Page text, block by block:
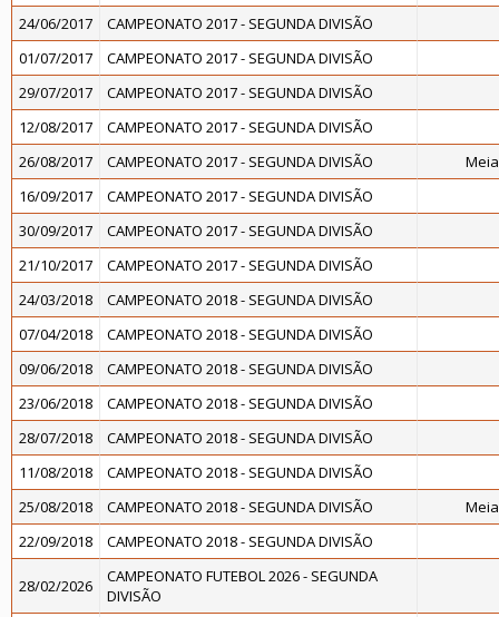
24/06/2017
CAMPEONATO 2017 - SEGUNDA DIVISÃO
01/07/2017
CAMPEONATO 2017 - SEGUNDA DIVISÃO
29/07/2017
CAMPEONATO 2017 - SEGUNDA DIVISÃO
12/08/2017
CAMPEONATO 2017 - SEGUNDA DIVISÃO
26/08/2017
CAMPEONATO 2017 - SEGUNDA DIVISÃO
16/09/2017
CAMPEONATO 2017 - SEGUNDA DIVISÃO
30/09/2017
CAMPEONATO 2017 - SEGUNDA DIVISÃO
21/10/2017
CAMPEONATO 2017 - SEGUNDA DIVISÃO
24/03/2018
CAMPEONATO 2018 - SEGUNDA DIVISÃO
07/04/2018
CAMPEONATO 2018 - SEGUNDA DIVISÃO
09/06/2018
CAMPEONATO 2018 - SEGUNDA DIVISÃO
23/06/2018
CAMPEONATO 2018 - SEGUNDA DIVISÃO
28/07/2018
CAMPEONATO 2018 - SEGUNDA DIVISÃO
11/08/2018
CAMPEONATO 2018 - SEGUNDA DIVISÃO
25/08/2018
CAMPEONATO 2018 - SEGUNDA DIVISÃO
22/09/2018
CAMPEONATO 2018 - SEGUNDA DIVISÃO
28/02/2026
CAMPEONATO FUTEBOL 2026 - SEGUNDA
DIVISÃO